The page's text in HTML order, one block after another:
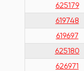
625179
619748
619697
625180
626971